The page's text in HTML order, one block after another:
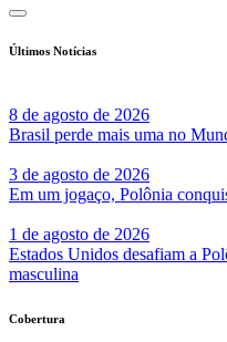
Últimos Notícias
8 de agosto de 2026
Brasil perde mais uma no
3 de agosto de 2026
Em um jogaço, Polônia
1 de agosto de 2026
Estados Unidos desafiam a
masculina
Cobertura